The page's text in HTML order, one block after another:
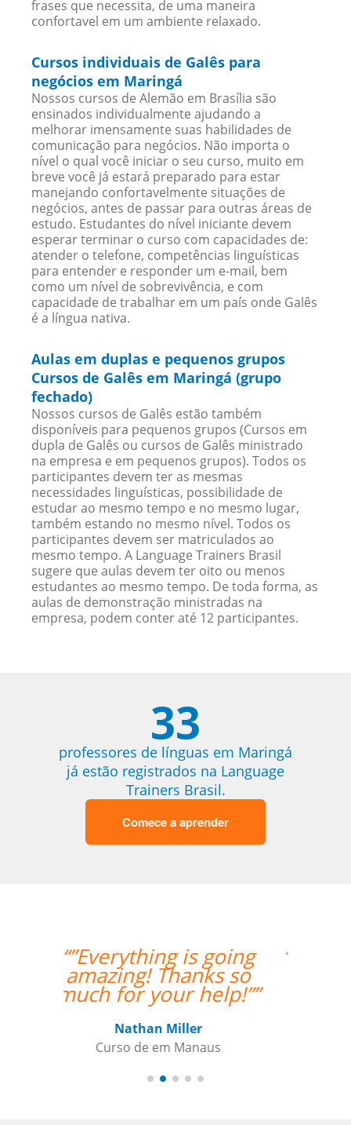
frases que necessita, de uma maneira
confortavel em um ambiente relaxado.
Cursos individuais de Galês para
negócios em Maringá
Nossos cursos de Alemão em Brasília são
ensinados individualmente ajudando a
melhorar imensamente suas habilidades de
comunicação para negócios. Não importa o
nível o qual você iniciar o seu curso, muito em
breve você já estará preparado para estar
manejando confortavelmente situações de
negócios, antes de passar para outras áreas de
estudo. Estudantes do nível iniciante devem
esperar terminar o curso com capacidades de:
atender o telefone, competências linguísticas
para entender e responder um e-mail, bem
como um nível de sobrevivência, e com
capacidade de trabalhar em um país onde Galês
é a língua nativa.
Aulas em duplas e pequenos grupos
Cursos de Galês em Maringá (grupo
fechado)
Nossos cursos de Galês estão também
disponíveis para pequenos grupos (Cursos em
dupla de Galês ou cursos de Galês ministrado
na empresa e em pequenos grupos). Todos os
participantes devem ter as mesmas
necessidades linguísticas, possibilidade de
estudar ao mesmo tempo e no mesmo lugar,
também estando no mesmo nível. Todos os
participantes devem ser matriculados ao
mesmo tempo. A Language Trainers Brasil
sugere que aulas devem ter oito ou menos
estudantes ao mesmo tempo. De toda forma, as
aulas de demonstração ministradas na
empresa, podem conter até 12 participantes.
33
professores de línguas em Maringá
já estão registrados na Language
Trainers Brasil.
Comece a aprender
“” Destaco o trabalho
do Professor Enrico,
que sempre foi
extremamente
pontual.””
Curso de Italiano em Guarulhos,